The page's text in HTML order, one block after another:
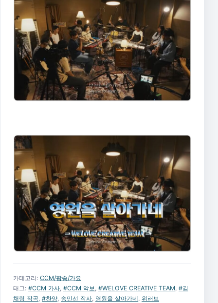
카테고리: CCM/팝송/가요
태그: #CCM 가사, #CCM 악보, #WELOVE CREATIVE TEAM, #김
채림 작곡, #찬양, 송민선 작사, 영원을 살아가네, 위러브